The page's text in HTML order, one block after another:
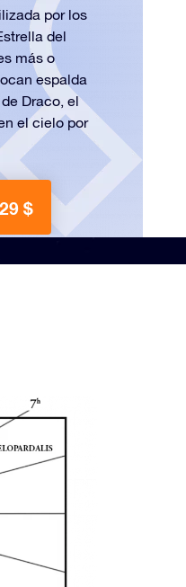
por los
del
más o
espalda
Draco, el
el cielo por
$